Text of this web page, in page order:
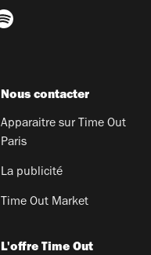
Nous contacter
Apparaitre sur Time Out
Paris
La publicité
Time Out Market
L'offre Time Out